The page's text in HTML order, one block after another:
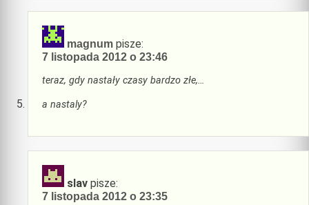
magnum pisze:
7 listopada 2012 o 23:46
teraz, gdy nastały czasy bardzo złe,…
a nastaly?
slav pisze:
7 listopada 2012 o 23:35